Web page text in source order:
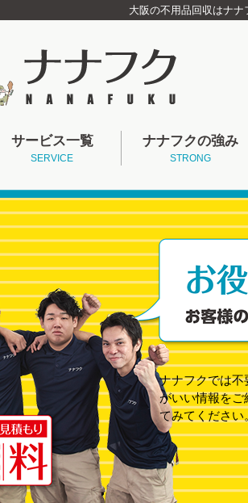
大阪の不用品回収はナナ
サービス一覧
SERVICE
ナナフクの強み
STRONG
ナナフクでは
がいい情報をご
てみてください